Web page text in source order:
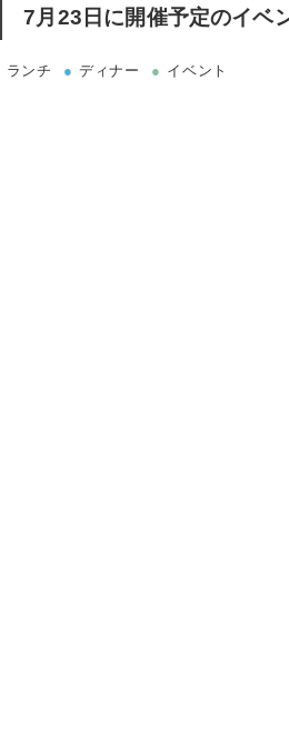
7月23日に開催予定のイベ
ランチ ● ディナー ● イベント